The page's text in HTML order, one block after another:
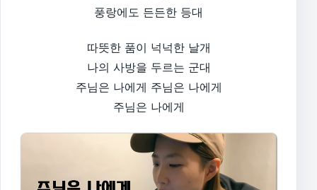
풍랑에도 든든한 등대
따뜻한 품이 넉넉한 날개
나의 사방을 두르는 군대
주님은 나에게 주님은 나에게
주님은 나에게